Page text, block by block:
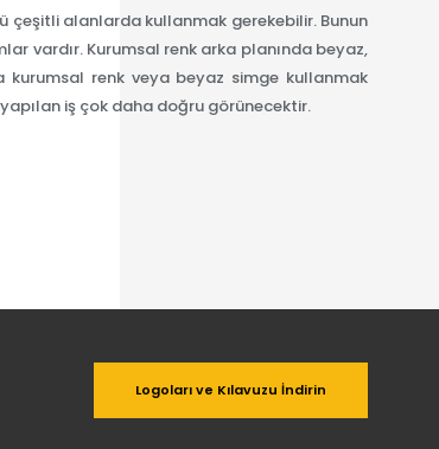
çeşitli alanlarda kullanmak gerekebilir. Bunun
vardır. Kurumsal renk arka planında beyaz,
kurumsal renk veya beyaz simge kullanmak
iş çok daha doğru görünecektir.
Logoları ve Kılavuzu İndirin